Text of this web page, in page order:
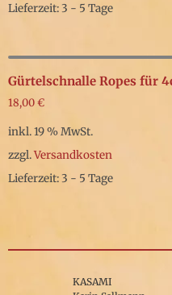
Lieferzeit: 3 - 5 Tage
Gürtelschnalle Ropes für
18,00€
inkl. 19 % MwSt.
zzgl.Versandkosten
Lieferzeit: 3 - 5 Tage
KASAMI